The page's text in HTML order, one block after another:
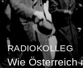
RADIOKOLLEG
Wie Österreich